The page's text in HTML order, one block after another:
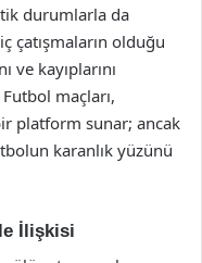
durumlarla da
çatışmaların olduğu
ve kayıplarını
maçları,
platform sunar; ancak
karanlık yüzünü
İlişkisi